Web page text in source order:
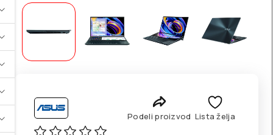
Podeli proizvod Lista želja